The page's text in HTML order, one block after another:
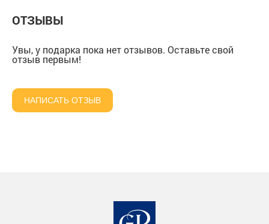
ОТЗЫВЫ
Увы, у подарка пока нет отзывов. Оставьте свой
отзыв первым!
НАПИСАТЬ ОТЗЫВ